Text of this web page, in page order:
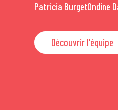
Patricia BurgetOndine
Découvrir l'équipe